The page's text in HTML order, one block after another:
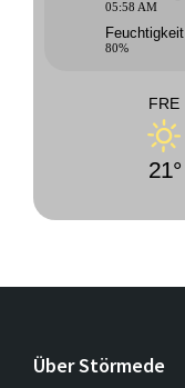
05:58 AM
Feuchtigkeit
80%
FRE
21°
Über Störmede